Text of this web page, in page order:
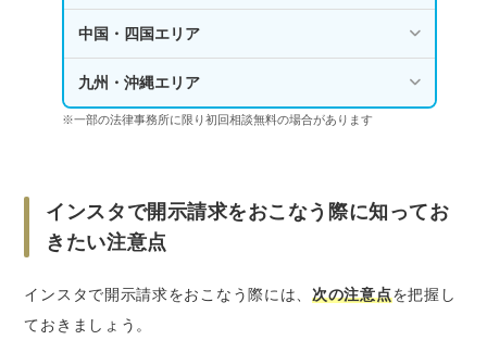
中国・四国エリア
九州・沖縄エリア
※一部の法律事務所に限り初回相談無料の場合があります
インスタで開示請求をおこなう際に知ってお
きたい注意点
インスタで開示請求をおこなう際には、次の注意点を把握し
ておきましょう。